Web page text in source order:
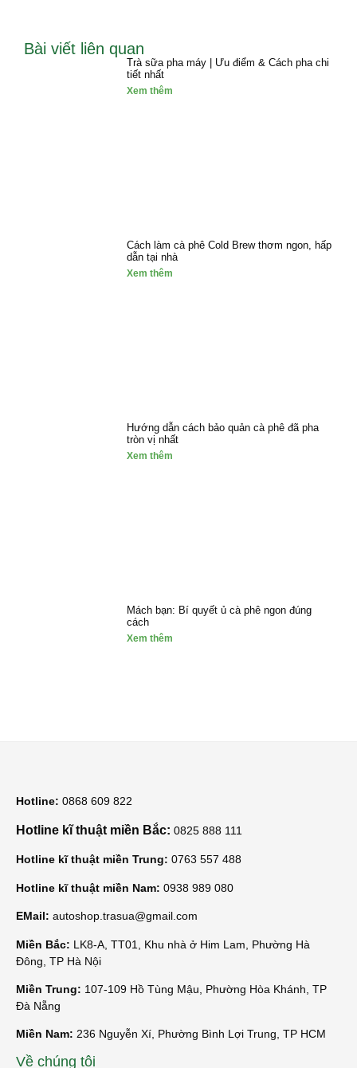
Bài viết liên quan
Trà sữa pha máy | Ưu điểm & Cách pha chi
tiết nhất
Xem thêm
Cách làm cà phê Cold Brew thơm ngon, hấp
dẫn tại nhà
Xem thêm
Hướng dẫn cách bảo quản cà phê đã pha
tròn vị nhất
Xem thêm
Mách bạn: Bí quyết ủ cà phê ngon đúng
cách
Xem thêm
Hotline: 0868 609 822
Hotline kĩ thuật miền Bắc: 0825 888 111
Hotline kĩ thuật miền Trung: 0763 557 488
Hotline kĩ thuật miền Nam: 0938 989 080
EMail: autoshop.trasua@gmail.com
Miền Bắc: LK8-A, TT01, Khu nhà ở Him Lam, Phường Hà
Đông, TP Hà Nội
Miền Trung: 107-109 Hồ Tùng Mậu, Phường Hòa Khánh, TP
Đà Nẵng
Miền Nam: 236 Nguyễn Xí, Phường Bình Lợi Trung, TP HCM
Về chúng tôi